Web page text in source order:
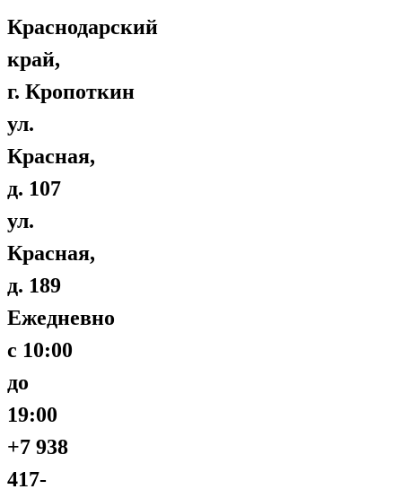
Краснодарский
край,
г. Кропоткин
ул.
Красная,
д. 107
ул.
Красная,
д. 189
Ежедневно
с 10:00
до
19:00
+7 938
417-